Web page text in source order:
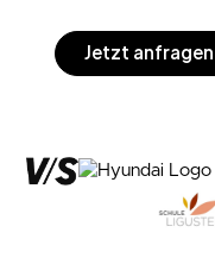
Jetzt anfragen